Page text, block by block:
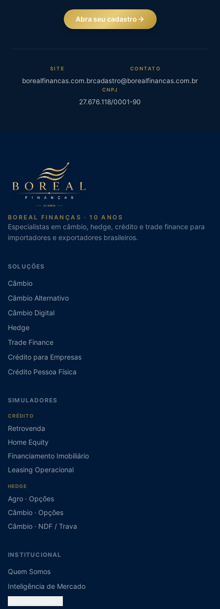
Abra seu cadastro
SITE
borealfinancas.com.br
CONTATO
cadastro@borealfinancas.com.br
CNPJ
27.676.118/0001-90
BOREAL FINANÇAS · 10 ANOS
Especialistas em câmbio, hedge, crédito e trade finance para
importadores e exportadores brasileiros.
SOLUÇÕES
Câmbio
Câmbio Alternativo
Câmbio Digital
Hedge
Trade Finance
Crédito para Empresas
Crédito Pessoa Física
SIMULADORES
CRÉDITO
Retrovenda
Home Equity
Financiamento Imobiliário
Leasing Operacional
HEDGE
Agro · Opções
Câmbio · Opções
Câmbio · NDF / Trava
INSTITUCIONAL
Quem Somos
Inteligência de Mercado